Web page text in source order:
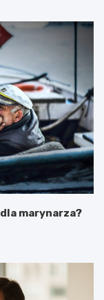
marynarza?